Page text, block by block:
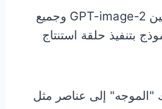
هذا هو الاختلاف الجوهري بين GPT-image-2 وجميع
بتنفيذ حلقة استنتاج
"الموجه" إلى عناصر مثل